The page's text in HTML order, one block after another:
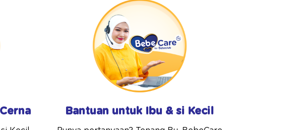
Bantuan untuk Ibu & si Kecil